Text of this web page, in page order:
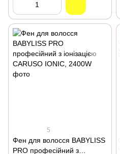
5
Фен для волосся BABYLISS
PRO професійний з